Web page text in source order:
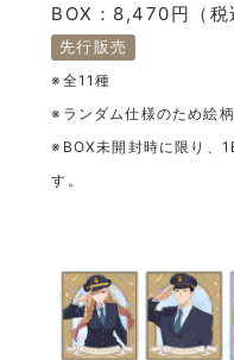
BOX：8,470円（税
先行販売
※全11種
※ランダム仕様のため絵
※BOX未開封時に限り、
す。